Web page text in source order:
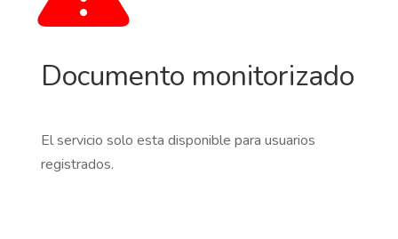
Documento monitorizado
El servicio solo esta disponible para usuarios
registrados.